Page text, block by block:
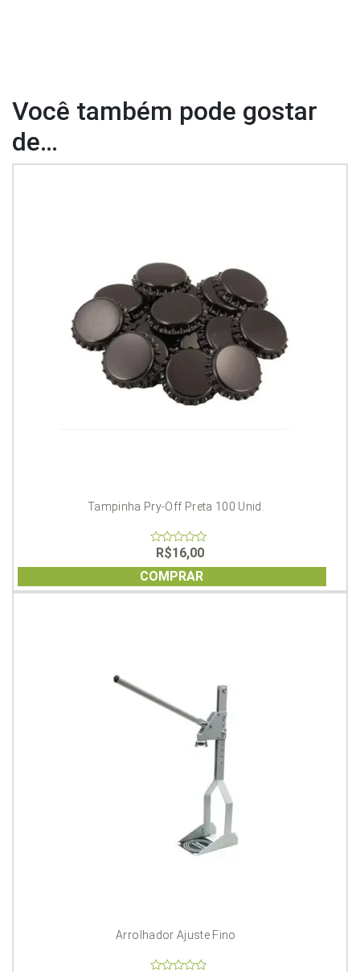
Você também pode gostar
de…
Tampinha Pry-Off Preta 100 Unid.
of
5
R$16,00
COMPRAR
Arrolhador Ajuste Fino